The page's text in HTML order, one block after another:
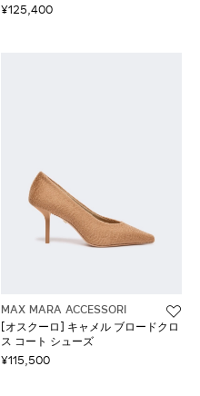
¥125,400
MAX MARA ACCESSORI
[オスクーロ] キャメル ブロードクロ
ス コート シューズ
¥115,500